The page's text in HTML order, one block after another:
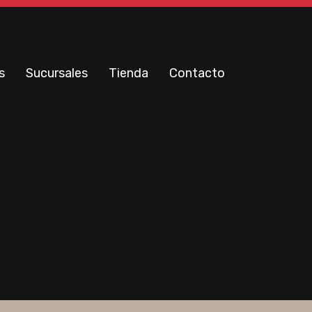
Sucursales Tienda Contacto